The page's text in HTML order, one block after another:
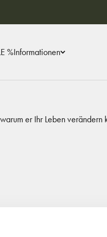
%Informationen
er Ihr Leben verändern